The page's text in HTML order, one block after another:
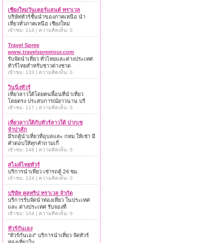
เชียงใหม่วันเดอร์แลนด์ ทราเวล
บริษัททัวร์ชั้นนำของภาคเหนือ นำ
เที่ยวทั่วภาคเหนือ เชียงใหม่
เข้าชม: 114 | ความคิดเห็น: 0
Travel Spree
www.travelspreetour.com
รับจัดนำเที่ยว ทั่วไทยและต่างประเทศ
ทัวร์ไทยสำหรับชาวต่างชาต
เข้าชม: 133 | ความคิดเห็น: 0
วินนิ่งทัวร์
เที่ยวลาวใต้โดยคนพื้อนที่นำเที่ยว
โดยตรง ประสบการณ์ยาวนาน บริ
เข้าชม: 117 | ความคิดเห็น: 0
เที่ยวลาวใต้กับทัวร์ลาวใต้ ปากเซ
จำปาสัก
มีรถตู้นำเที่ยวที่อุบลและ กทม.ให้เช่า มี
คำตอบให้ทุกคำถามเกี่
เข้าชม: 148 | ความคิดเห็น: 0
สไมล์ไทยทัวร์
บริการนำเที่ยว เช่ารถตู้ 24 ชม.
เข้าชม: 124 | ความคิดเห็น: 0
บริษัท คูลทริป ทราเวล จำกัด
บริการรับจัดนำท่องเที่ยว ในประเทศ
และ ต่างประเทศ รับจองที่
เข้าชม: 104 | ความคิดเห็น: 0
ทัวร์กันเอง
"ทัวร์กันเอง" บริการนำเที่ยว จัดทัวร์